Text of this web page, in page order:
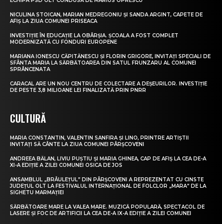
NICULINA STOICAN, MARIAN MEDREGONIU ȘI SANDA ARGINT, CAPETE DE
AFIȘ LA ZIUA COMUNEI PRISEACA
INVESTIȚIE ÎN EDUCAȚIE LA OBÂRȘIA. ȘCOALA A FOST COMPLET
MODERNIZATĂ CU FONDURI EUROPENE
MARIANA IONESCU CĂPITĂNESCU ȘI FLORIN GRIGORE, INVITAȚI SPECIALI DE
SFÂNTA MARIA LA SĂRBĂTOAREA DIN SATUL FRUNZARU AL COMUNEI
SPRÂNCENATA
CARACAL ARE UN NOU CENTRU DE COLECTARE A DEȘEURILOR. INVESTIȚIE
DE PESTE 3,8 MILIOANE LEI FINALIZATĂ PRIN PNRR
CULTURĂ
MARIA CONSTANTIN, VALENTIN SANFIRA ȘI LINO, PRINTRE ARTIȘTII
INVITAȚI SĂ CÂNTE LA ZIUA COMUNEI PÂRȘCOVENI
ANDREEA BĂLAN, LIVIU PUȘTIU ȘI MARIA GHINEA, CAP DE AFIȘ LA CEA DE-A
XI-A EDIȚIE A ZILEI COMUNEI OSICA DE JOS
ANSAMBLUL „BRÂULEȚUL” DIN PÂRȘCOVENI A REPREZENTAT CU CINSTE
JUDEȚUL OLT LA FESTIVALUL INTERNAȚIONAL DE FOLCLOR „MARA” DE LA
SIGHETU MARMAȚIEI
SĂRBĂTOARE MARE LA VALEA MARE. MUZICĂ POPULARĂ, SPECTACOL DE
LASERE ȘI FOC DE ARTIFICII LA CEA DE-A IX-A EDIȚIE A ZILEI COMUNEI